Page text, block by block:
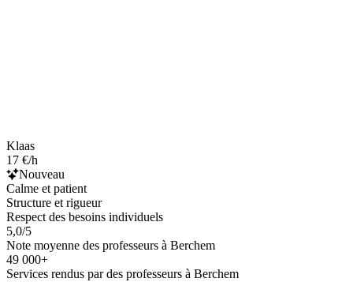
Klaas
17 €/h
Nouveau
Calme et patient
Structure et rigueur
Respect des besoins individuels
5,0/5
Note moyenne des professeurs à Berchem
49 000+
Services rendus par des professeurs à Berchem